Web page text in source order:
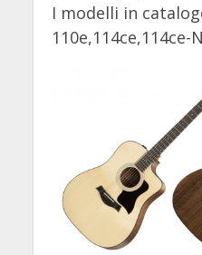
I modelli in
110e,114ce,114ce-